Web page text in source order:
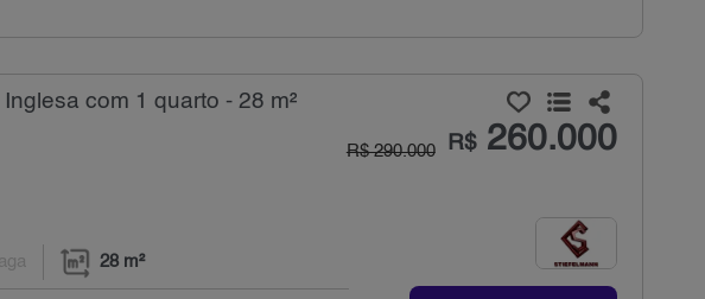
com 1 quarto - 28 m²
R$260.000
R$ 290.000
28 m²